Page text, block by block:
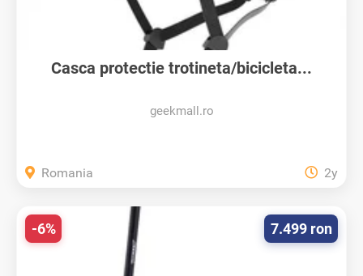
Casca protectie trotineta/bicicleta...
geekmall.ro
Romania 2y
7.499 ron
-6%